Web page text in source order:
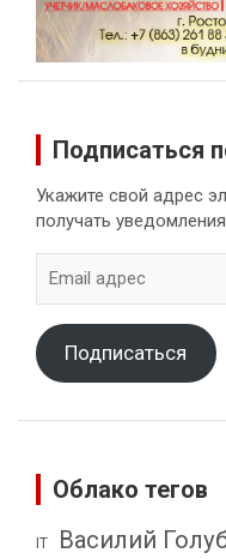
Подписаться
Укажите свой адрес
получать
адрес
Подписаться
Облако тегов
IT Василий